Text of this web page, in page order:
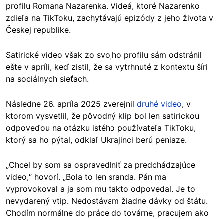
profilu Romana Nazarenka. Videá, ktoré Nazarenko
zdieľa na TikToku, zachytávajú epizódy z jeho života v
Českej republike.
Satirické video však zo svojho profilu sám odstránil
ešte v apríli, keď zistil, že sa vytrhnuté z kontextu šíri
na sociálnych sieťach.
Následne 26. apríla 2025 zverejnil druhé video, v
ktorom vysvetlil, že pôvodný klip bol len satirickou
odpoveďou na otázku istého používateľa TikToku,
ktorý sa ho pýtal, odkiaľ Ukrajinci berú peniaze.
„Chcel by som sa ospravedlniť za predchádzajúce
video,“ hovorí. „Bola to len sranda. Pán ma
vyprovokoval a ja som mu takto odpovedal. Je to
nevydarený vtip. Nedostávam žiadne dávky od štátu.
Chodím normálne do práce do továrne, pracujem ako